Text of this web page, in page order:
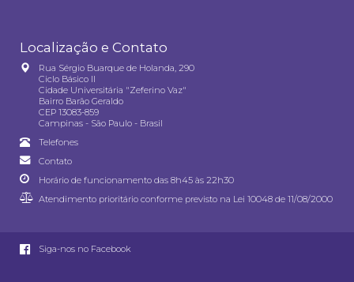
Localização e Contato
Rua Sérgio Buarque de Holanda, 290
Ciclo Básico II
Cidade Universitária "Zeferino Vaz"
Bairro Barão Geraldo
CEP 13083-859
Campinas - São Paulo - Brasil
Telefones
Contato
Horário de funcionamento das 8h45 às 22h30
Atendimento prioritário conforme previsto na Lei 10048 de 11/08/2000
Siga-nos no Facebook